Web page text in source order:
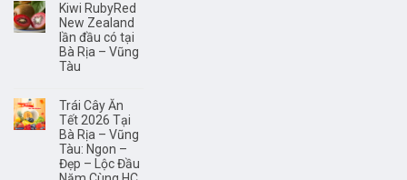
bạn”
của
trí
Kiwi RubyRed
New Zealand
lần đầu có tại
Bà Rịa – Vũng
Tàu
Trái Cây Ăn
Tết 2026 Tại
Bà Rịa – Vũng
Tàu: Ngon –
Đẹp – Lộc Đầu